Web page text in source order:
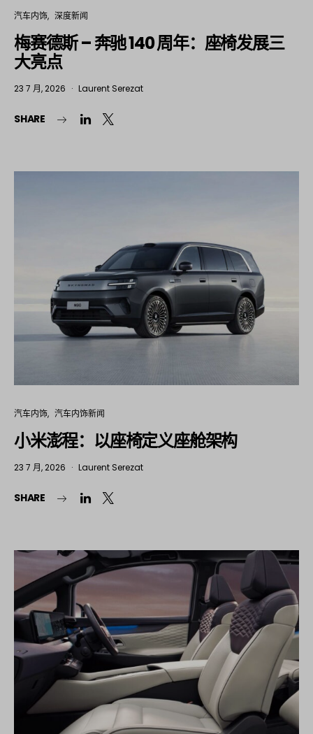
汽车内饰 深度新闻
梅赛德斯 – 奔驰 140 周年：座椅发展三
大亮点
23 7 月, 2026 Laurent Serezat
SHARE
汽车内饰 汽车内饰新闻
小米澎程：以座椅定义座舱架构
23 7 月, 2026 Laurent Serezat
SHARE